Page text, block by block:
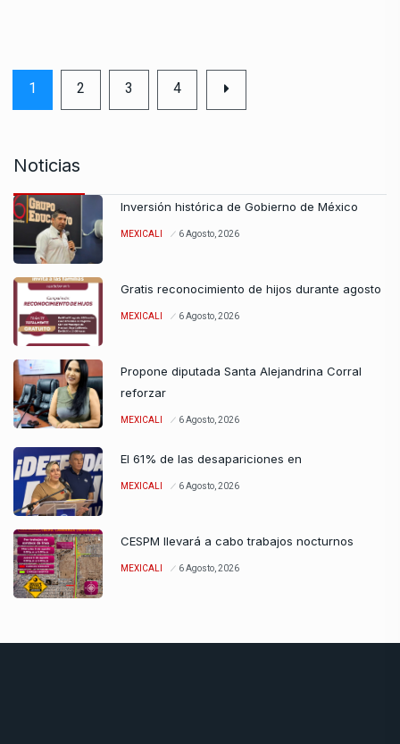
1 2 3 4
Noticias
Inversión histórica de Gobierno de México
MEXICALI 6 Agosto, 2026
Gratis reconocimiento de hijos durante agosto
MEXICALI 6 Agosto, 2026
Propone diputada Santa Alejandrina Corral
reforzar
MEXICALI 6 Agosto, 2026
El 61% de las desapariciones en
MEXICALI 6 Agosto, 2026
CESPM llevará a cabo trabajos nocturnos
MEXICALI 6 Agosto, 2026